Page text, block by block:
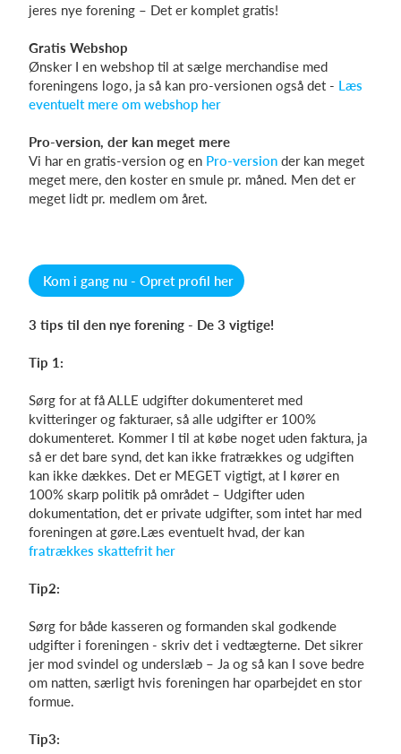
jeres nye forening – Det er komplet gratis!
Gratis Webshop
Ønsker I en webshop til at sælge merchandise med
foreningens logo, ja så kan pro-versionen også det - Læs
eventuelt mere om webshop her
Pro-version, der kan meget mere
Vi har en gratis-version og en Pro-version der kan meget
meget mere, den koster en smule pr. måned. Men det er
meget lidt pr. medlem om året.
Kom i gang nu - Opret profil her
3 tips til den nye forening - De 3 vigtige!
Tip 1:
Sørg for at få ALLE udgifter dokumenteret med
kvitteringer og fakturaer, så alle udgifter er 100%
dokumenteret. Kommer I til at købe noget uden faktura, ja
så er det bare synd, det kan ikke fratrækkes og udgiften
kan ikke dækkes. Det er MEGET vigtigt, at I kører en
100% skarp politik på området – Udgifter uden
dokumentation, det er private udgifter, som intet har med
foreningen at gøre.Læs eventuelt hvad, der kan
fratrækkes skattefrit her
Tip2:
Sørg for både kasseren og formanden skal godkende
udgifter i foreningen - skriv det i vedtægterne. Det sikrer
jer mod svindel og underslæb – Ja og så kan I sove bedre
om natten, særligt hvis foreningen har oparbejdet en stor
formue.
Tip3: